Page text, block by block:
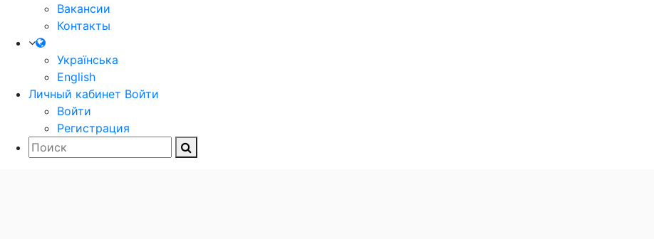
Вакансии
Контакты
Українська
English
Личный кабинет Войти
Войти
Регистрация